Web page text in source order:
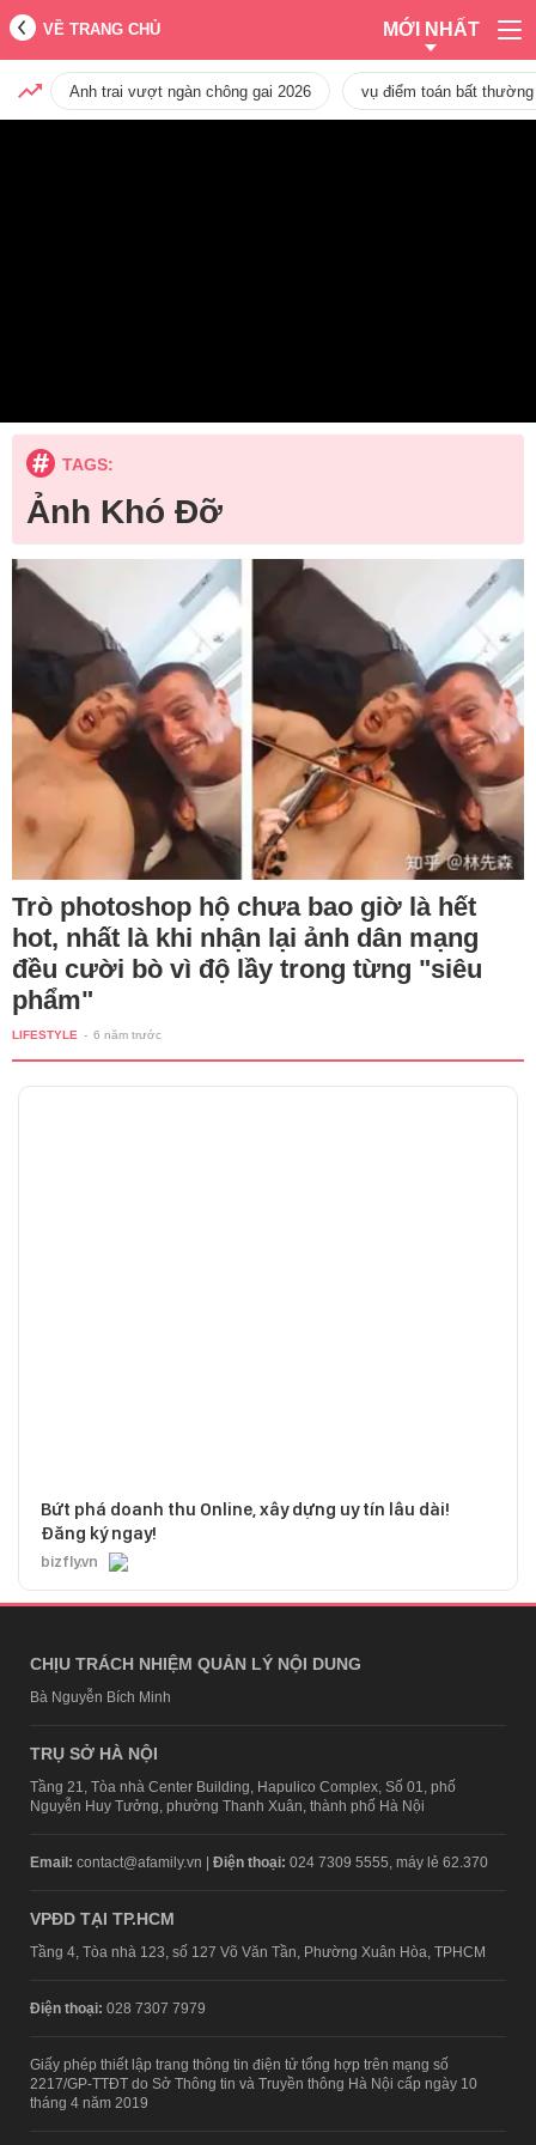
VỀ TRANG CHỦ MỚI NHẤT
Anh trai vượt ngàn chông gai 2026 vụ điểm toán bất
TAGS:
Ảnh Khó Đỡ
Trò photoshop hộ chưa bao giờ là hết
hot, nhất là khi nhận lại ảnh dân mạng
đều cười bò vì độ lầy trong từng "siêu
phẩm"
LIFESTYLE - 6 năm trước
Bứt phá doanh thu Online, xây dựng uy tín lâu dài!
Đăng ký ngay!
bizfly.vn
CHỊU TRÁCH NHIỆM QUẢN LÝ NỘI DUNG
Bà Nguyễn Bích Minh
TRỤ SỞ HÀ NỘI
Tầng 21, Tòa nhà Center Building, Hapulico Complex, Số 01, phố
Nguyễn Huy Tưởng, phường Thanh Xuân, thành phố Hà Nội
Email: contact@afamily.vn | Điện thoại: 024 7309 5555, máy lẻ 62.370
VPĐD TẠI TP.HCM
Tầng 4, Tòa nhà 123, số 127 Võ Văn Tần, Phường Xuân Hòa, TPHCM
Điện thoại: 028 7307 7979
Giấy phép thiết lập trang thông tin điện tử tổng hợp trên mạng số
2217/GP-TTĐT do Sở Thông tin và Truyền thông Hà Nội cấp ngày 10
tháng 4 năm 2019